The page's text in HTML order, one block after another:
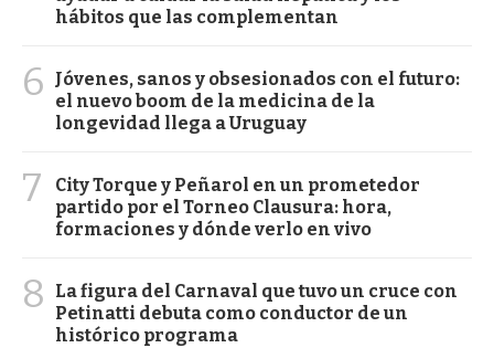
hábitos que las complementan
6
Jóvenes, sanos y obsesionados con el futuro:
el nuevo boom de la medicina de la
longevidad llega a Uruguay
7
City Torque y Peñarol en un prometedor
partido por el Torneo Clausura: hora,
formaciones y dónde verlo en vivo
8
La figura del Carnaval que tuvo un cruce con
Petinatti debuta como conductor de un
histórico programa